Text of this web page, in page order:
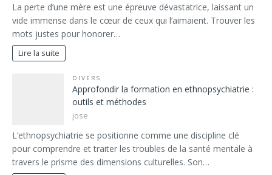
La perte d’une mère est une épreuve dévastatrice, laissant un
vide immense dans le cœur de ceux qui l’aimaient. Trouver les
mots justes pour honorer…
Lire la suite
DIVERS
Approfondir la formation en ethnopsychiatrie :
outils et méthodes
jose
L’ethnopsychiatrie se positionne comme une discipline clé
pour comprendre et traiter les troubles de la santé mentale à
travers le prisme des dimensions culturelles. Son…